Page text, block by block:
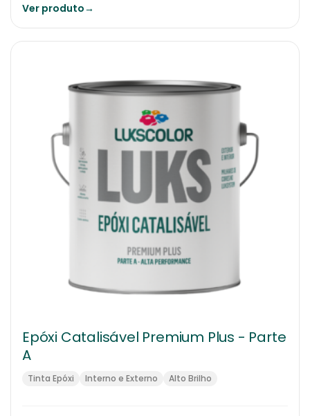
Ver produto→
Epóxi Catalisável Premium Plus - Parte
A
Tinta Epóxi Interno e Externo Alto Brilho